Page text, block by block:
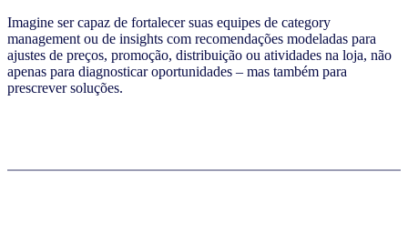
Imagine ser capaz de fortalecer suas equipes de category
management ou de insights com recomendações modeladas para
ajustes de preços, promoção, distribuição ou atividades na loja, não
apenas para diagnosticar oportunidades – mas também para
prescrever soluções.